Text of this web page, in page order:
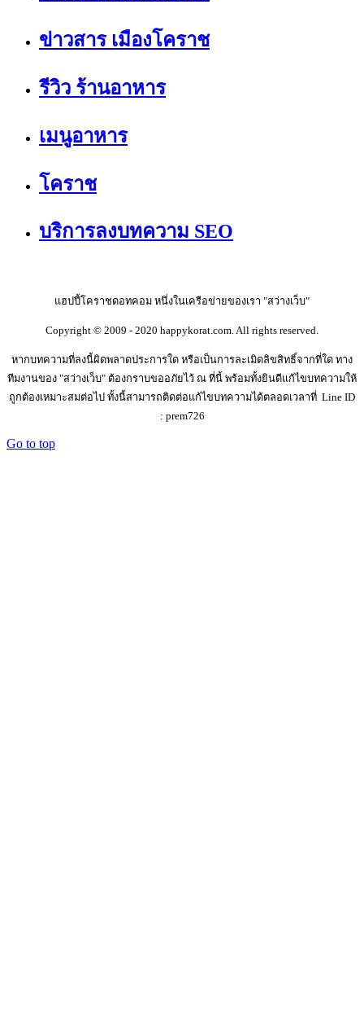
ข่าวสาร เมืองโคราช
รีวิว ร้านอาหาร
เมนูอาหาร
โคราช
บริการลงบทความ SEO
แฮปปี้โคราชดอทคอม หนึ่งในเครือข่ายของเรา "สว่างเว็บ"
Copyright © 2009 - 2020 happykorat.com. All rights reserved.
หากบทความที่ลงนี้ผิดพลาดประการใด หรือเป็นการละเมิดลิขสิทธิ์จากที่ใด ทาง
ทีมงานของ "สว่างเว็บ" ต้องกราบขออภัยไว้ ณ ที่นี้ พร้อมทั้งยินดีแก้ไขบทความให้
ถูกต้องเหมาะสมต่อไป ทั้งนี้สามารถติดต่อแก้ไขบทความได้ตลอดเวลาที่ Line ID
: prem726
Go to top